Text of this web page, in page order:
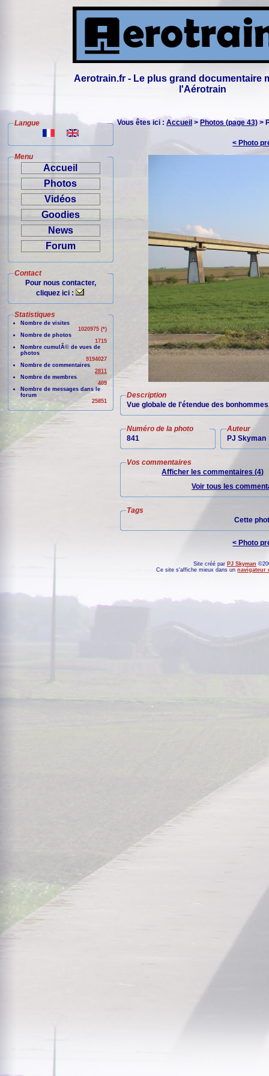
Aerotrain.fr - Le plus grand documentaire
l'Aérotrain
Langue
Menu
Accueil
Photos
Vidéos
Goodies
News
Forum
Contact
Pour nous contacter,
cliquez ici :
Statistiques
Nombre de visites
1020975 (*)
Nombre de photos
1715
Nombre cumulÃ© de vues de
photos
9194027
Nombre de commentaires
2811
Nombre de membres
409
Nombre de messages dans le
forum
25851
Vous êtes ici : Accueil > Photos (page 43) >
< Photo
Description
Vue globale de l'étendue des
Numéro de la photo
841
Auteur
PJ Skyman
Vos commentaires
Afficher les commentaires (4)
Voir tous les
Tags
Cette
< Photo
Site créé par PJ Skyman
Ce site s'affiche mieux dans unnavigateur